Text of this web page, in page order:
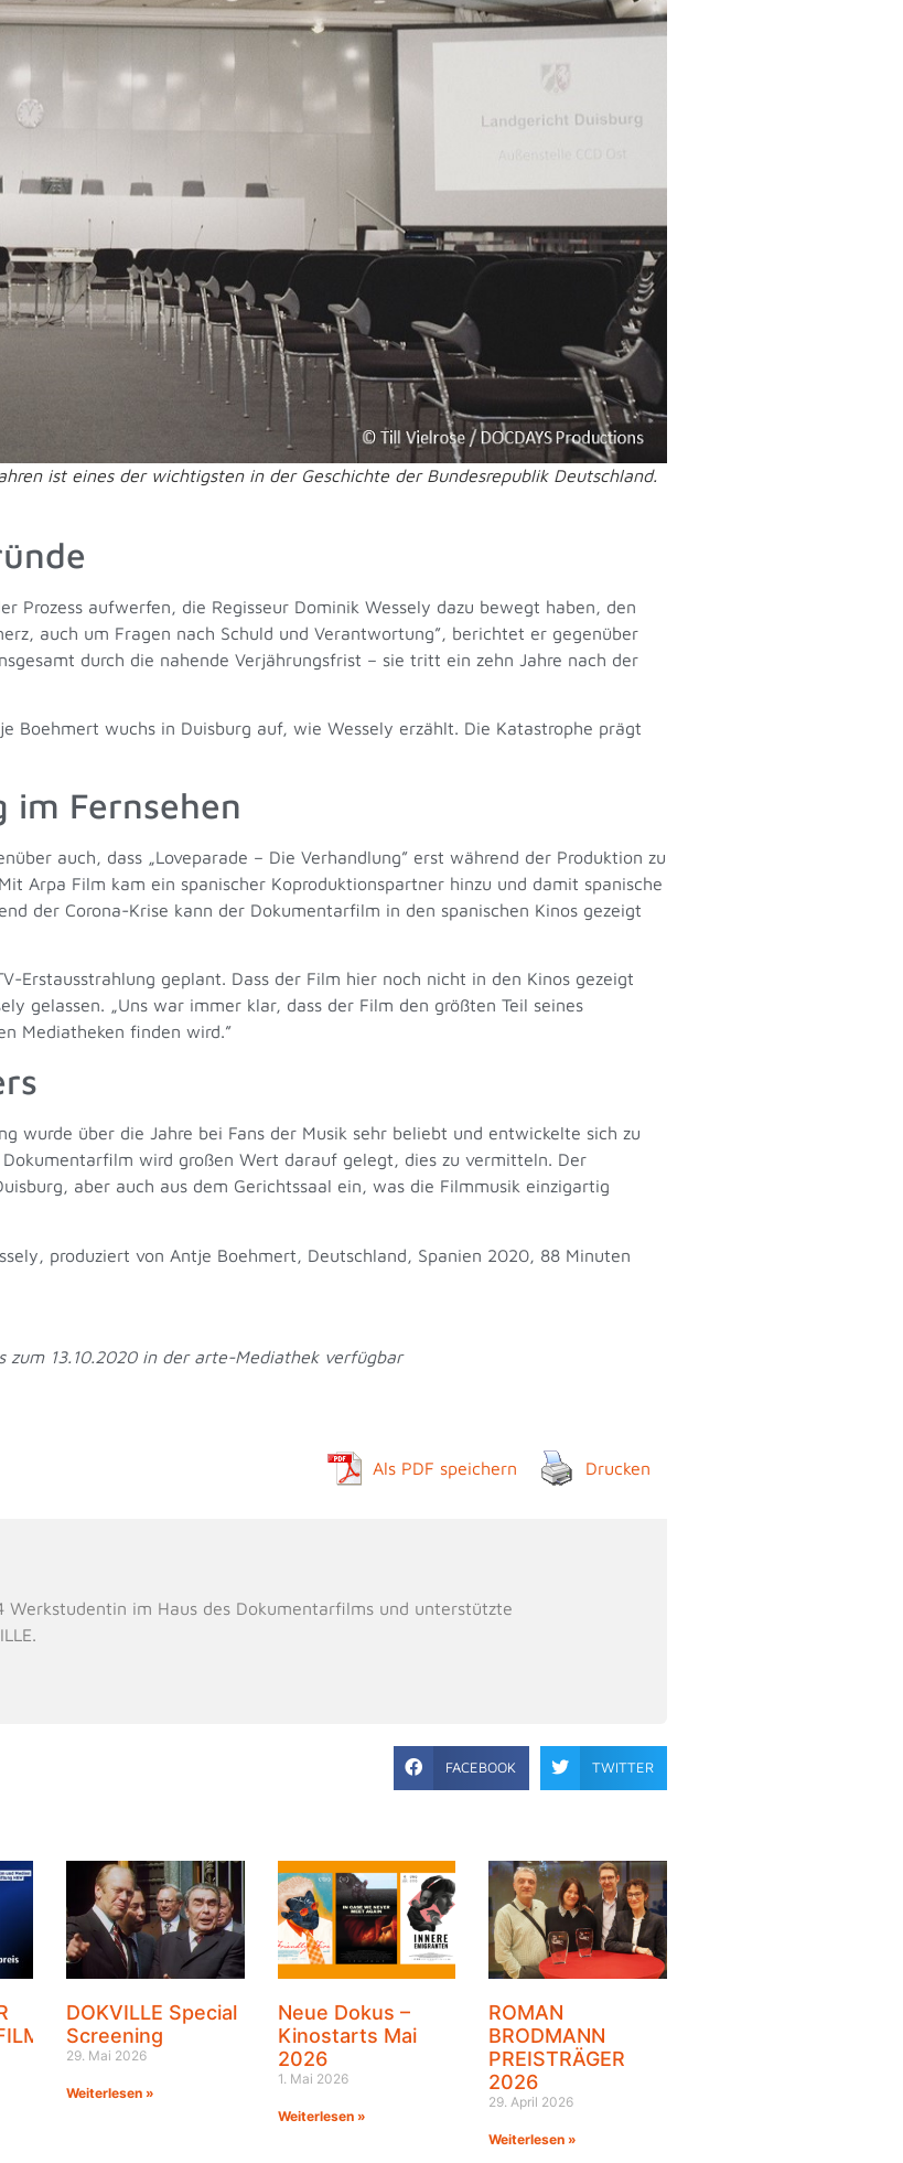
ist eines der wichtigsten in der Geschichte der Bundesrepublik Deutschland.
Prozess aufwerfen, die Regisseur Dominik Wessely dazu bewegt haben, den
auch um Fragen nach Schuld und Verantwortung”, berichtet er gegenüber
durch die nahende Verjährungsfrist – sie tritt ein zehn Jahre nach der
Boehmert wuchs in Duisburg auf, wie Wessely erzählt. Die Katastrophe prägt
im Fernsehen
auch, dass „Loveparade – Die Verhandlung” erst während der Produktion zu
Arpa Film kam ein spanischer Koproduktionspartner hinzu und damit spanische
der Corona-Krise kann der Dokumentarfilm in den spanischen Kinos gezeigt
Erstausstrahlung geplant. Dass der Film hier noch nicht in den Kinos gezeigt
gelassen. „Uns war immer klar, dass der Film den größten Teil seines
Mediatheken finden wird.”
wurde über die Jahre bei Fans der Musik sehr beliebt und entwickelte sich zu
wird großen Wert darauf gelegt, dies zu vermitteln. Der
aber auch aus dem Gerichtssaal ein, was die Filmmusik einzigartig
produziert von Antje Boehmert, Deutschland, Spanien 2020, 88 Minuten
13.10.2020 in der arte-Mediathek verfügbar
Als PDF speichern Drucken
im Haus des Dokumentarfilms und unterstützte
FACEBOOK TWITTER
DOKVILLE Special
Screening
29. Mai 2026
Weiterlesen »
Neue Dokus –
Kinostarts Mai
2026
1. Mai 2026
Weiterlesen »
ROMAN
BRODMANN
PREISTRÄGER
2026
29. April 2026
Weiterlesen »